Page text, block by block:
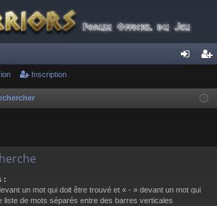
cri
Inscription
:
un mot qui doit être trouvé et « - » devant un mot qui
liste de mots séparés entre des barres verticales